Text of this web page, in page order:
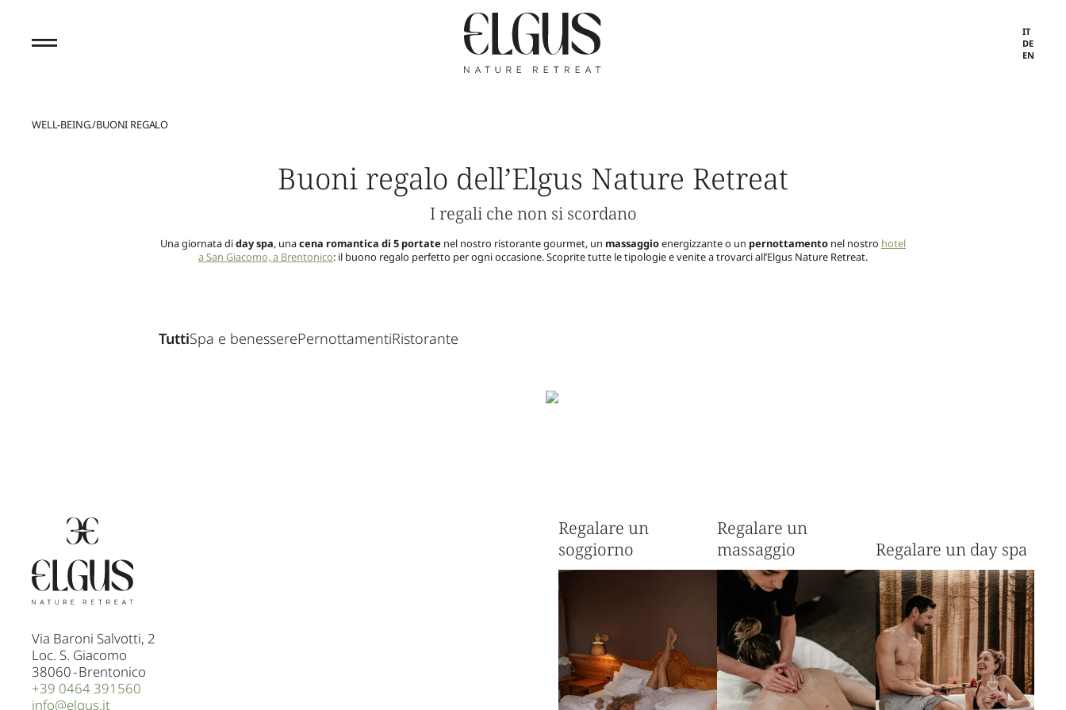
IT
DE
EN
WELL-BEING./BUONI REGALO
Buoni regalo dell’Elgus Nature Retreat
I regali che non si scordano
Una giornata diday spa, unacena romantica di 5 portate nel nostro ristorante gourmet, un massaggioenergizzante o un pernottamento nel nostro hotel
a San Giacomo, a Brentonico: il buono regalo perfetto per ogni occasione. Scoprite tutte le tipologie e venite a trovarci all’Elgus Nature Retreat.
Via Baroni Salvotti, 2
Loc. S. Giacomo
38060-Brentonico
+39 0464 391560
info@elgus.it
Regalare un
soggiorno
Regalare un
massaggio
Regalare un day spa